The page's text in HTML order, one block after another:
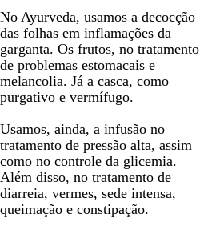
No Ayurveda, usamos a decocção
das folhas em inflamações da
garganta. Os frutos, no tratamento
de problemas estomacais e
melancolia. Já a casca, como
purgativo e vermífugo.
Usamos, ainda, a infusão no
tratamento de pressão alta, assim
como no controle da glicemia.
Além disso, no tratamento de
diarreia, vermes, sede intensa,
queimação e constipação.